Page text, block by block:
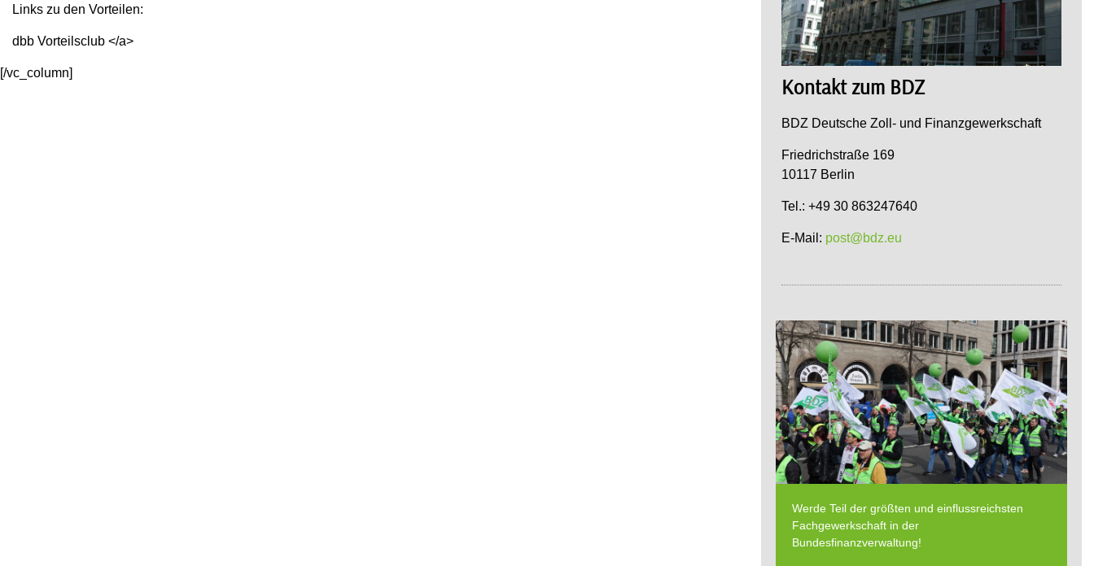
Links zu den Vorteilen:
dbb Vorteilsclub </a>
[/vc_column]
Kontakt zum BDZ
BDZ Deutsche Zoll- und Finanzgewerkschaft
Friedrichstraße 169
10117 Berlin
Tel.: +49 30 863247640
E-Mail: post@bdz.eu
Werde Teil der größten und einflussreichsten
Fachgewerkschaft in der
Bundesfinanzverwaltung!